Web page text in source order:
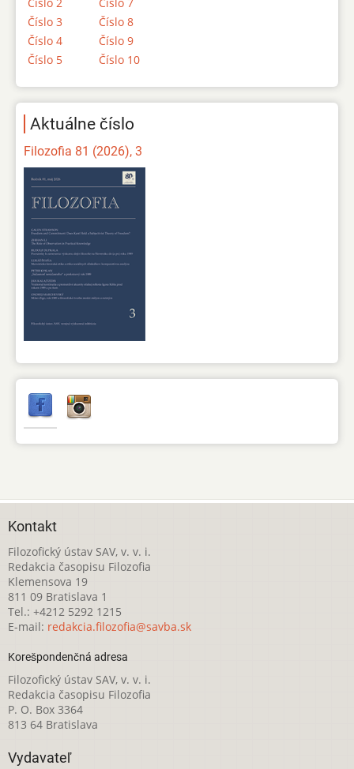
Číslo 2
Číslo 3
Číslo 4
Číslo 5
Číslo 7
Číslo 8
Číslo 9
Číslo 10
Aktuálne číslo
Filozofia 81 (2026), 3
Kontakt
Filozofický ústav SAV, v. v. i.
Redakcia časopisu Filozofia
Klemensova 19
811 09 Bratislava 1
Tel.: +4212 5292 1215
E-mail: redakcia.filozofia@savba.sk
Korešpondenčná adresa
Filozofický ústav SAV, v. v. i.
Redakcia časopisu Filozofia
P. O. Box 3364
813 64 Bratislava
Vydavateľ